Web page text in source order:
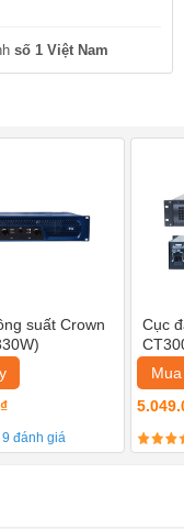
số 1 Việt Nam
suất Crown
9 đánh giá
Cục